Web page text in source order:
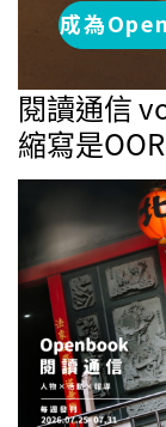
成為
閱讀通信
縮寫是OOR